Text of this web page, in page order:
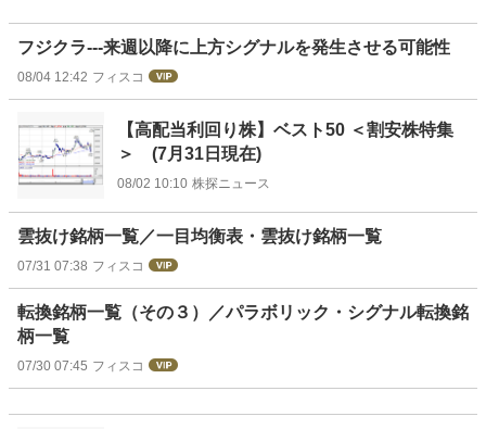
フジクラ---来週以降に上方シグナルを発生させる可能性
08/04 12:42 フィスコ
【高配当利回り株】ベスト50 ＜割安株特集
＞ (7月31日現在)
08/02 10:10 株探ニュース
雲抜け銘柄一覧／一目均衡表・雲抜け銘柄一覧
07/31 07:38 フィスコ
転換銘柄一覧（その３）／パラボリック・シグナル転換銘
柄一覧
07/30 07:45 フィスコ